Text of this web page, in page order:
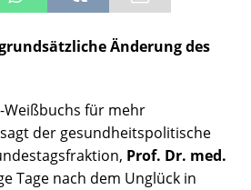
Änderung des
Weißbuchs für mehr
der gesundheitspolitische
Prof. Dr. med.
Tage nach dem Unglück in